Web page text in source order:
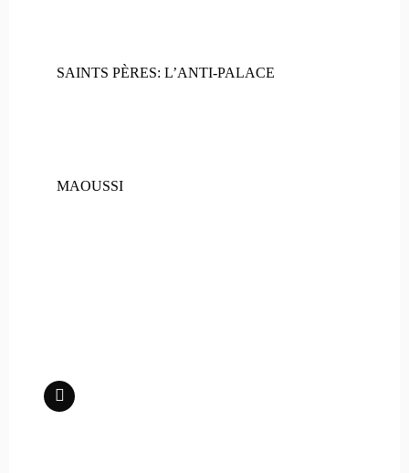
SAINTS PÈRES: L’ANTI-PALACE
MAOUSSI